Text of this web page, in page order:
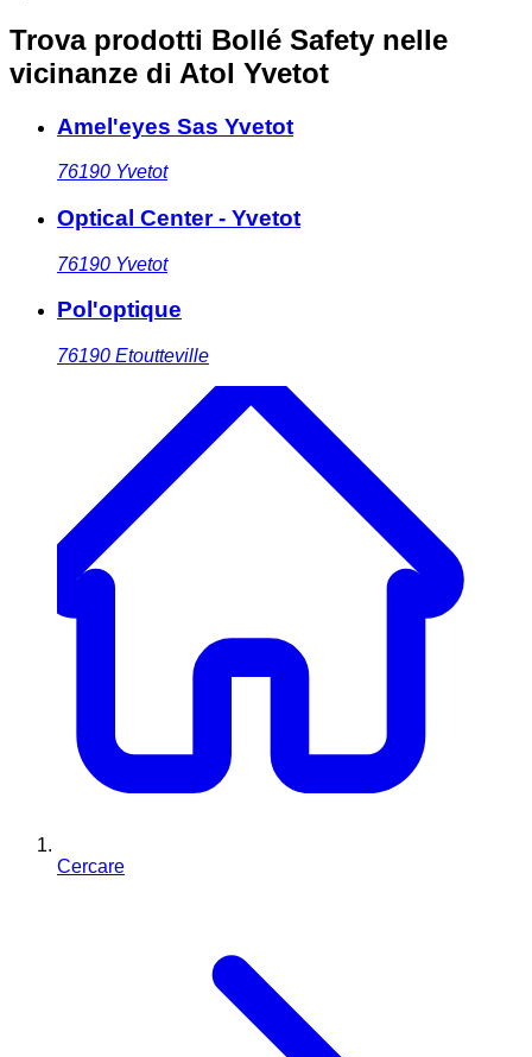
Trova prodotti Bollé Safety nelle
vicinanze di Atol Yvetot
Amel'eyes Sas Yvetot
76190 Yvetot
Optical Center - Yvetot
76190 Yvetot
Pol'optique
76190 Etoutteville
Cercare